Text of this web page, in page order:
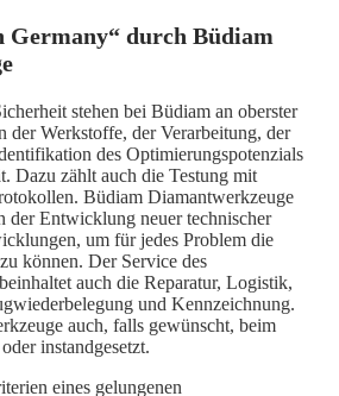
Germany“ durch Büdiam
stehen bei Büdiam an oberster
der Werkstoffe, der Verarbeitung, der
des Optimierungspotenzials
Dazu zählt auch die Testung mit
Büdiam Diamantwerkzeuge
der Entwicklung neuer technischer
um für jedes Problem die
können. Der Service des
auch die Reparatur, Logistik,
und Kennzeichnung.
auch, falls gewünscht, beim
instandgesetzt.
eines gelungenen